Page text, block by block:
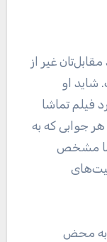
غیر از
شاید او
فیلم تماشا
هر جوابی که به
مشخص
به محض